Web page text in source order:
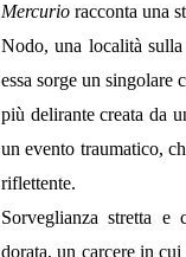
Mercurio racconta una
Nodo, una località
essa sorge un singolare
più delirante creata da
un evento traumatico,
riflettente.
Sorveglianza stretta e
dorata, un carcere in